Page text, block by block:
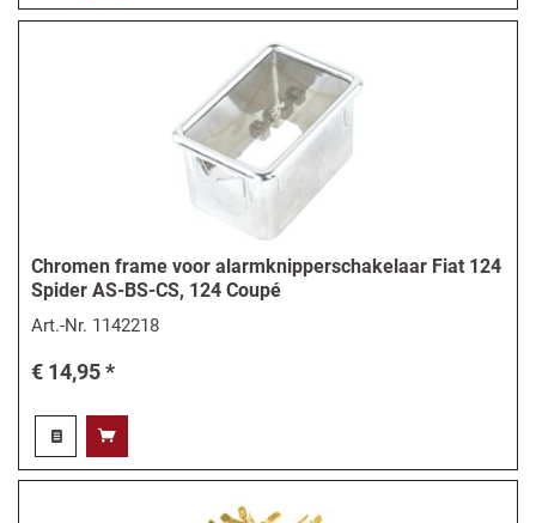
Chromen frame voor alarmknipperschakelaar Fiat 124
Spider AS-BS-CS, 124 Coupé
Art.-Nr. 1142218
€ 14,95 *